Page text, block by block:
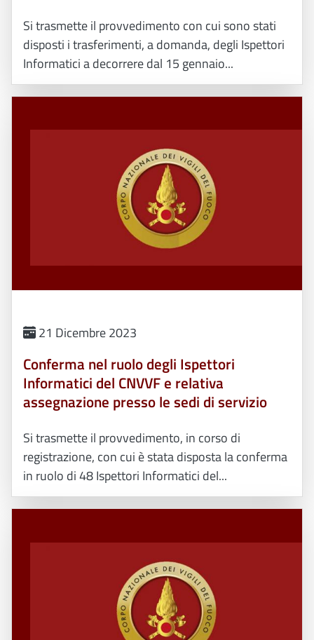
Si trasmette il provvedimento con cui sono stati
disposti i trasferimenti, a domanda, degli Ispettori
Informatici a decorrere dal 15 gennaio...
21 Dicembre 2023
Conferma nel ruolo degli Ispettori
Informatici del CNVVF e relativa
assegnazione presso le sedi di servizio
Si trasmette il provvedimento, in corso di
registrazione, con cui è stata disposta la conferma
in ruolo di 48 Ispettori Informatici del...